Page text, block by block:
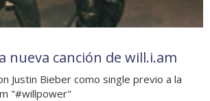
nueva canción de will.i.am
Justin Bieber como single previo a la
"#willpower"